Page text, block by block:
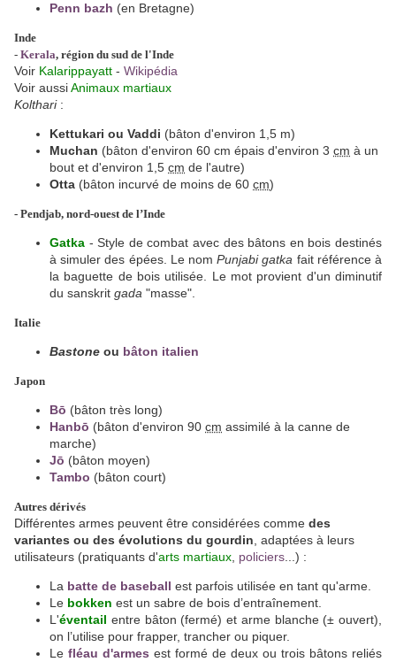
Penn bazh (en Bretagne)
Inde
- Kerala, région du sud de l'Inde
Voir Kalarippayatt - Wikipédia
Voir aussiAnimaux martiaux
Kolthari:
Kettukari ou Vaddi (bâton d'environ 1,5 m)
Muchan (bâton d'environ 60 cm épais d'environ 3 cm à un
bout et d'environ 1,5 cm de l'autre)
Otta (bâton incurvé de moins de 60 cm)
- Pendjab, nord-ouest de l’Inde
Gatka - Style de combat avec des bâtons en bois destinés
à simuler des épées. Le nomPunjabi gatka fait référence à
la baguette de bois utilisée. Le mot provient d'un diminutif
du sanskrit gada "masse".
Italie
Bastone ou bâton italien
Japon
Bō (bâton très long)
Hanbō (bâton d'environ 90 cm assimilé à la canne de
marche)
Jō (bâton moyen)
Tambo (bâton court)
Autres dérivés
Différentes armes peuvent être considérées comme des
variantes ou des évolutions du gourdin , adaptées à leurs
utilisateurs (pratiquants d'arts martiaux policiers ...) :
La batte de baseball est parfois utilisée en tant qu'arme.
Le bokken est un sabre de bois d’entraînement.
L'éventail entre bâton (fermé) et arme blanche (± ouvert),
on l’utilise pour frapper, trancher ou piquer.
Le fléau d'armes est formé de deux ou trois bâtons reliés